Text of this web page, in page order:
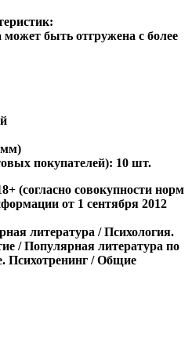
быть отгружена c более
мм)
покупателей): 10 шт.
(согласно совокупности норм
от 1 сентября 2012
литература / Психология.
/ Популярная литература по
Психотренинг / Общие